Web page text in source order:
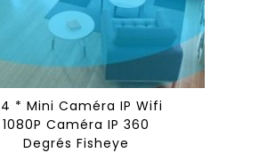
* Mini Caméra IP Wifi
1080P Caméra IP 360
Degrés Fisheye